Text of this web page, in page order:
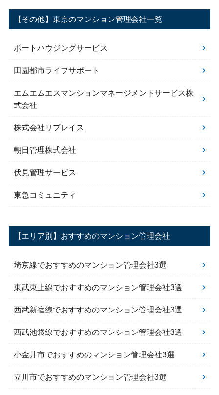
【その他】東京のマンション管理会社一覧
ポートハウジングサービス
田園都市ライフサポート
エムエムエスマンションマネージメントサービス株
式会社
株式会社リプレイス
朝日管理株式会社
伏見管理サービス
東急コミュニティ
【エリア別】おすすめのマンション管理会社
埼京線でおすすめのマンション管理会社3選
東武東上線でおすすめのマンション管理会社3選
西武新宿線でおすすめのマンション管理会社3選
西武池袋線でおすすめのマンション管理会社3選
小金井市でおすすめのマンション管理会社3選
立川市でおすすめのマンション管理会社3選